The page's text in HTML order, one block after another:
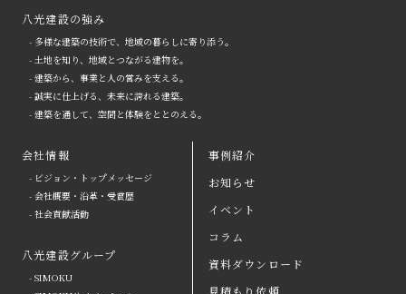
八光建設の強み
arrow
会社情報 arrow
よくある質問
お問い合わせ
八光建設の強み
- 多様な建築の技術で、地域の暮らしに寄り添う。
- 土地を知り、地域とつながる建物を。
- 建築から、事業と人の営みを支える。
- 誠実に仕上げる、未来に誇れる建築。
- 建築を通して、空間と体験をととのえる。
会社情報
- ビジョン・トップメッセージ
- 会社概要・沿革・受賞歴
- 社会貢献活動
八光建設グループ
- SIMOKU
事例紹介
お知らせ
イベント
コラム
資料ダウンロード
見積もり依頼